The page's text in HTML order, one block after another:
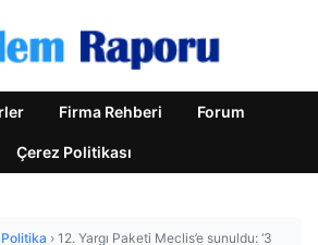
Firma Rehberi Forum
Çerez Politikası
Politika › 12. Yargı Paketi Meclis’e sunuldu: ‘3